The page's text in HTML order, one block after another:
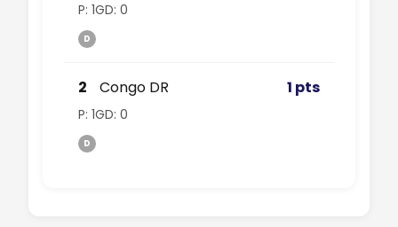
P: 1GD: 0
D
2 Congo DR 1 pts
P: 1GD: 0
D